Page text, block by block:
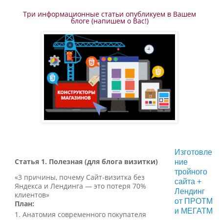
Три информационные статьи опубликуем в Вашем
блоге (напишем о Вас!)
Статья 1. Полезная (для блога визитки)
«3 причины, почему Сайт-визитка без
Яндекса и Лендинга — это потеря 70%
клиентов»
План:
Анатомия современного покупателя
Изготовле
ние
тройного
сайта +
Лендинг
от ПРОТМ
и МЕГАТМ